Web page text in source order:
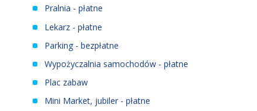
Pralnia - płatne
Lekarz - płatne
Parking - bezpłatne
Wypożyczalnia samochodów - płatne
Plac zabaw
Mini Market, jubiler - płatne